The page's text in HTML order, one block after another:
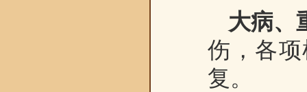
大病、
伤，各
复。